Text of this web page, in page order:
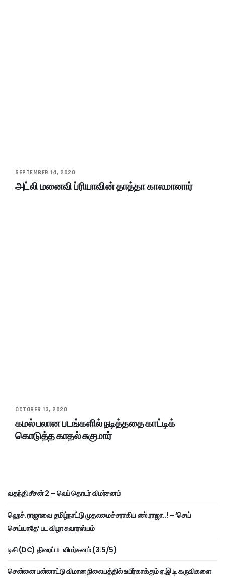
SEPTEMBER 14, 2020
அட்லி மனைவி ப்ரியாவின் தாத்தா காலமானார்
OCTOBER 13, 2020
கமல் பலான படங்களில் நடித்ததை காட்டிக்
கொடுத்த காதல் சுகுமார்
வதந்தி சீசன் 2 – வெப் தொடர் விமர்சனம்
ஹெச். ராஜாவை தமிழ்நாட்டு முதலமைச்சராகிய எஸ்.ராஜா..! – ‘செய்
செய்யாதே’ பட விழா சுவாரஸ்யம்
டிசி (DC) திரைப்பட விமர்சனம் (3.5/5)
சென்னை பன்னாட்டு விமான நிலையத்தில் உயிர்காக்கும் ஏ.இ.டி கருவிகளை